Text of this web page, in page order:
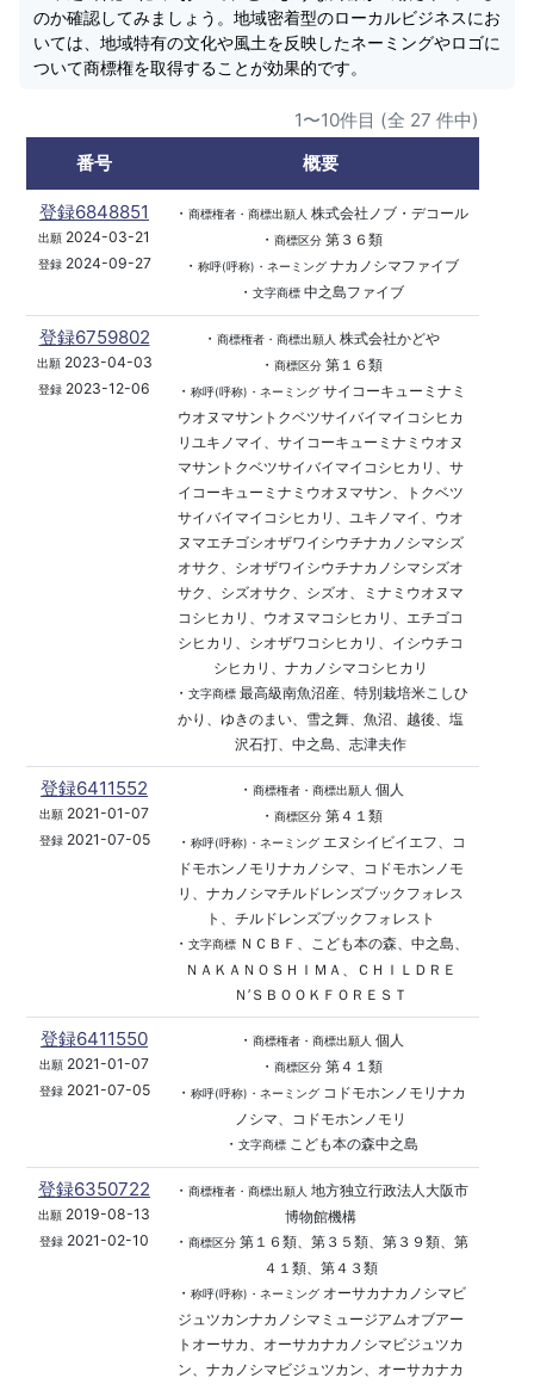
のか確認してみましょう。地域密着型のローカルビジネスにお
いては、地域特有の文化や風土を反映したネーミングやロゴに
ついて商標権を取得することが効果的です。
1〜10件目 (全 27 件中)
番号
概要
登録6848851
出願 2024-03-21
登録2024-09-27
・ 商標権者・商標出願人 株式会社ノブ・デコール
・ 商標区分第３６類
・ 称呼(呼称)・ネーミングナカノシマファイブ
・ 文字商標中之島ファイブ
登録6759802
出願2023-04-03
登録 2023-12-06
・ 商標権者・商標出願人 株式会社かどや
・ 商標区分第１６類
・ 称呼(呼称)・ネーミングサイコーキューミナミ
ウオヌマサントクベツサイバイマイコシヒカ
リユキノマイ、サイコーキューミナミウオヌ
マサントクベツサイバイマイコシヒカリ、サ
イコーキューミナミウオヌマサン、トクベツ
サイバイマイコシヒカリ、ユキノマイ、ウオ
ヌマエチゴシオザワイシウチナカノシマシズ
オサク、シオザワイシウチナカノシマシズオ
サク、シズオサク、シズオ、ミナミウオヌマ
コシヒカリ、ウオヌマコシヒカリ、エチゴコ
シヒカリ、シオザワコシヒカリ、イシウチコ
シヒカリ、ナカノシマコシヒカリ
・ 文字商標最高級南魚沼産、特別栽培米こしひ
かり、ゆきのまい、雪之舞、魚沼、越後、塩
沢石打、中之島、志津夫作
登録6411552
出願 2021-01-07
登録2021-07-05
・ 商標権者・商標出願人 個人
・ 商標区分第４１類
・ 称呼(呼称)・ネーミングエヌシイビイエフ、コ
ドモホンノモリナカノシマ、コドモホンノモ
リ、ナカノシマチルドレンズブックフォレス
ト、チルドレンズブックフォレスト
・ 文字商標ＮＣＢＦ、こども本の森、中之島、
ＮＡＫＡＮＯＳＨＩＭＡ、ＣＨＩＬＤＲＥ
Ｎ’ＳＢＯＯＫＦＯＲＥＳＴ
登録6411550
出願 2021-01-07
登録2021-07-05
・ 商標権者・商標出願人 個人
・ 商標区分第４１類
・ 称呼(呼称)・ネーミングコドモホンノモリナカ
ノシマ、コドモホンノモリ
・ 文字商標こども本の森中之島
登録6350722
出願 2019-08-13
登録 2021-02-10
・ 商標権者・商標出願人 地方独立行政法人大阪市
博物館機構
・ 商標区分第１６類、第３５類、第３９類、第
４１類、第４３類
・ 称呼(呼称)・ネーミングオーサカナカノシマビ
ジュツカンナカノシマミュージアムオブアー
トオーサカ、オーサカナカノシマビジュツカ
ン、ナカノシマビジュツカン、オーサカナカ